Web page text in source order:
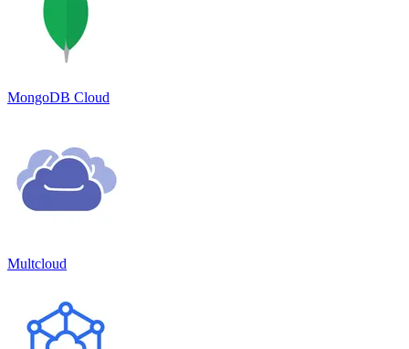
MongoDB Cloud
Multcloud